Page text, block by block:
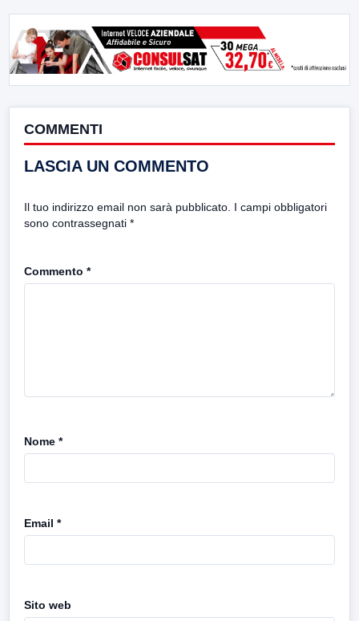
COMMENTI
LASCIA UN COMMENTO
Il tuo indirizzo email non sarà pubblicato. I campi obbligatori
sono contrassegnati *
Commento *
Nome *
Email *
Sito web